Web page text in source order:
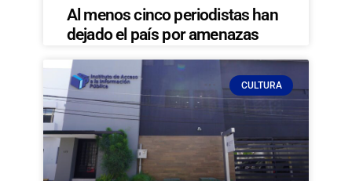
Al menos cinco periodistas han
dejado el país por amenazas
CULTURA